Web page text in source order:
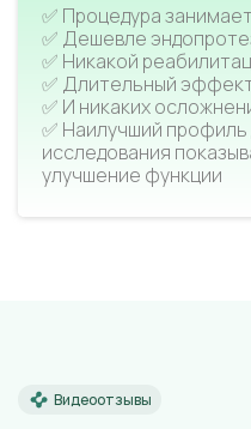
✅ Процедура
✅ Дешевле
✅ Никакой
✅ Длительный
✅ И никаких
✅ Наилучший профиль
исследования
улучшение функции
Видеоотзывы